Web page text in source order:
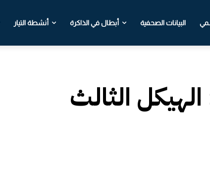
البيانات الصحفية أبطال في الذاكرة أنشطة التيار
الهيكل الثالث